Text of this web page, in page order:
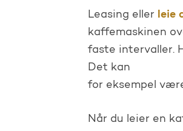
Leasing eller leie
kaffemaskinen
faste intervaller.
Det kan
for eksempel
Når du leier en